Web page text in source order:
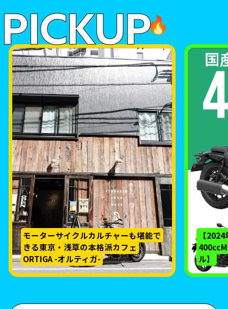
PICKUP🔥
モーターサイクルカルチャーも堪能で
きる東京・浅草の本格派カフェ
ORTIGA -オルティガ-
【
ル】